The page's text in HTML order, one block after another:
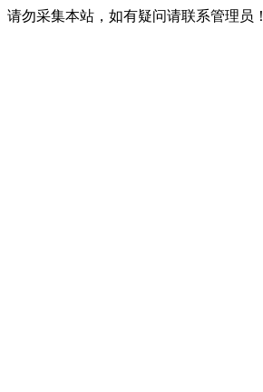
请勿采集本站，如有疑问请联系管理员！